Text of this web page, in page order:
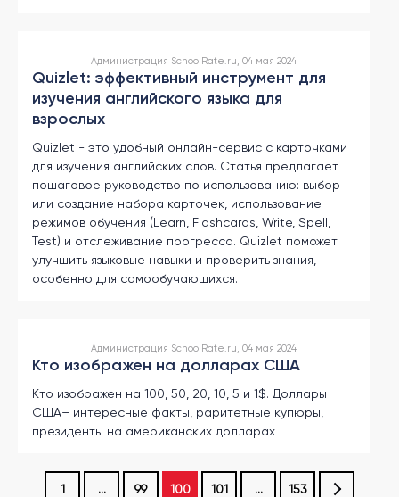
Администрация SchoolRate.ru, 04 мая 2024
Quizlet: эффективный инструмент для
изучения английского языка для
взрослых
Quizlet - это удобный онлайн-сервис с карточками
для изучения английских слов. Статья предлагает
пошаговое руководство по использованию: выбор
или создание набора карточек, использование
режимов обучения (Learn, Flashcards, Write, Spell,
Test) и отслеживание прогресса. Quizlet поможет
улучшить языковые навыки и проверить знания,
особенно для самообучающихся.
Администрация SchoolRate.ru, 04 мая 2024
Кто изображен на долларах США
Кто изображен на 100, 50, 20, 10, 5 и 1$. Доллары
США– интересные факты, раритетные купюры,
президенты на американских долларах
1 ... 99 100 101 ... 153